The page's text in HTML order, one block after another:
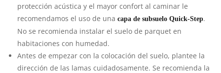
protección acústica y el mayor confort al caminar le
recomendamos el uso de una capa de subsuelo Quick-Step.
No se recomienda instalar el suelo de parquet en
habitaciones con humedad.
Antes de empezar con la colocación del suelo, plantee la
dirección de las lamas cuidadosamente. Se recomienda la